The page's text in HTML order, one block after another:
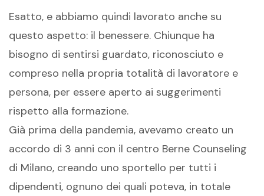
Esatto, e abbiamo quindi lavorato anche su
questo aspetto: il benessere. Chiunque ha
bisogno di sentirsi guardato, riconosciuto e
compreso nella propria totalità di lavoratore e
persona, per essere aperto ai suggerimenti
rispetto alla formazione.
Già prima della pandemia, avevamo creato un
accordo di 3 anni con il centro Berne Counseling
di Milano, creando uno sportello per tutti i
dipendenti, ognuno dei quali poteva, in totale